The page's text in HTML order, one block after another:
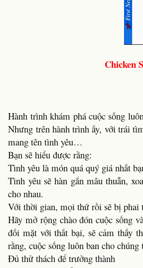
Chicken
Hành trình khám phá cuộc sống
Nhưng trên hành trình ấy, với trái
mang tên tình yêu…
Bạn sẽ hiểu được rằng:
Tình yêu là món quá quý giá nhất
Tình yêu sẽ hàn gắn mâu thuẫn,
cho nhau.
Với thời gian, mọi thứ rồi sẽ bị phai
Hãy mở rộng chào đón cuộc sống
đối mặt với thất bại, sẽ cảm thấy
rằng, cuộc sống luôn ban cho chúng
Đủ thử thách để trưởng thành